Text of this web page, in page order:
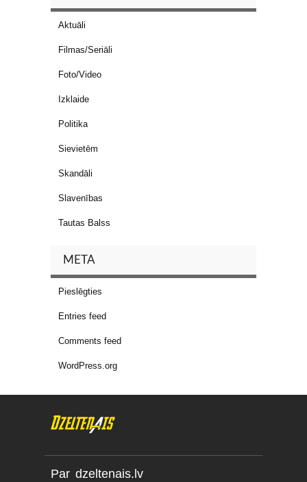
Aktuāli
Filmas/Seriāli
Foto/Video
Izklaide
Politika
Sievietēm
Skandāli
Slavenības
Tautas Balss
META
Pieslēgties
Entries feed
Comments feed
WordPress.org
Par dzeltenais.lv